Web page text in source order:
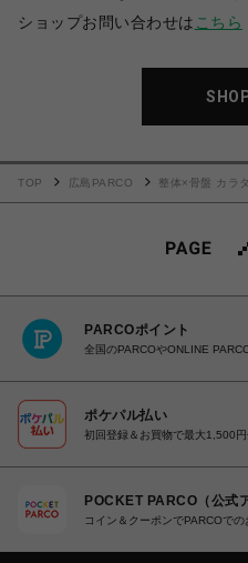
ショップお問い合わせは こちら
TOP 広島PARCO 整体×骨盤 カラ
PARCOポイント
全国のPARCOやONLINE
ポケパル払い
初回登録＆お買物で最大1,500
POCKET PARCO（公式
コイン＆クーポンでPARCOで